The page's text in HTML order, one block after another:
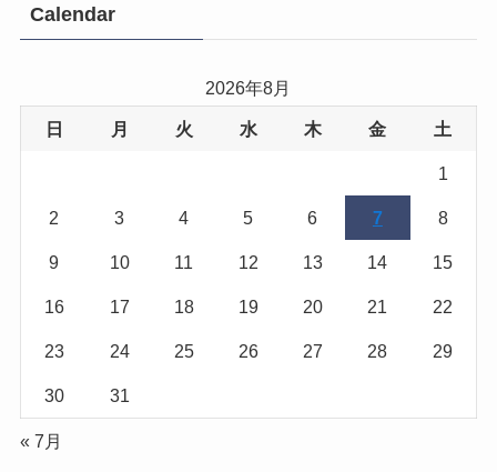
Calendar
2026年8月
日 月 火 水 木 金 土
1
2 3 4 5 6 7 8
9 10 11 12 13 14 15
16 17 18 19 20 21 22
23 24 25 26 27 28 29
30 31
« 7月